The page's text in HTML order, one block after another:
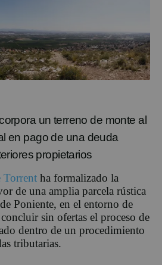
un terreno de monte al
en pago de unadeuda
propietarios
Torrent ha formalizado la
de una amplia parcela rústica
Poniente, en el entorno de
sin ofertas el proceso de
dentro de un procedimiento
tributarias.